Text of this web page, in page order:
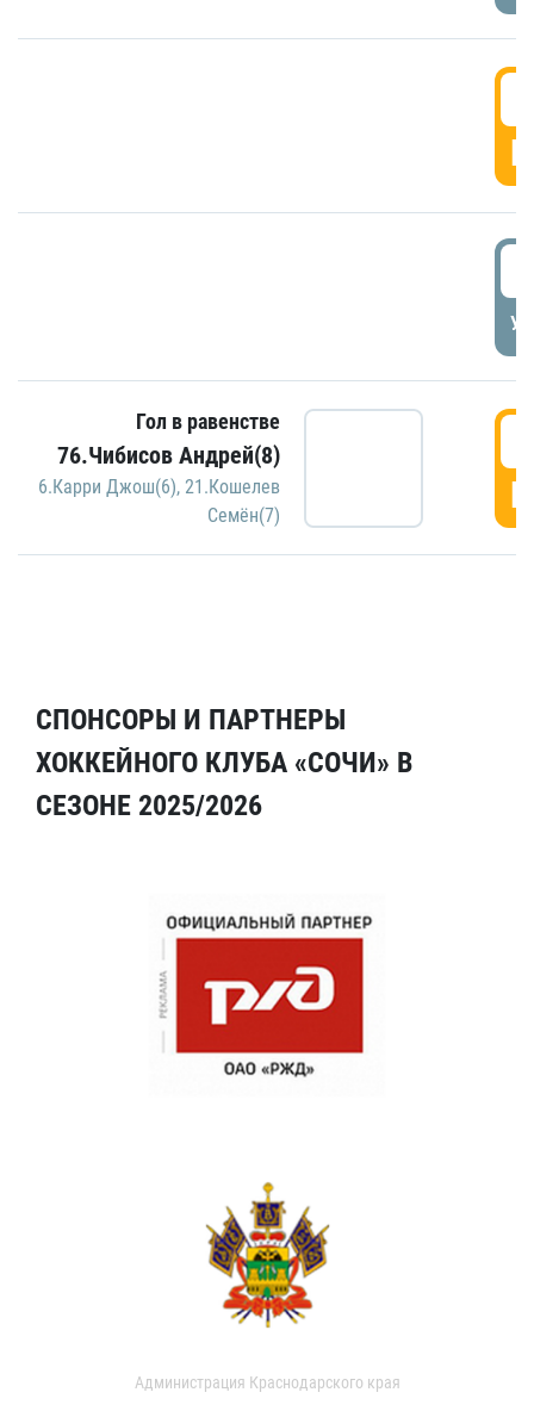
Гол в равенстве
76.Чибисов Андрей(8)
6.Карри Джош(6), 21.Кошелев
Семён(7)
СПОНСОРЫ И ПАРТНЕРЫ
ХОККЕЙНОГО КЛУБА «СОЧИ» В
СЕЗОНЕ 2025/2026
Администрация Краснодарского края